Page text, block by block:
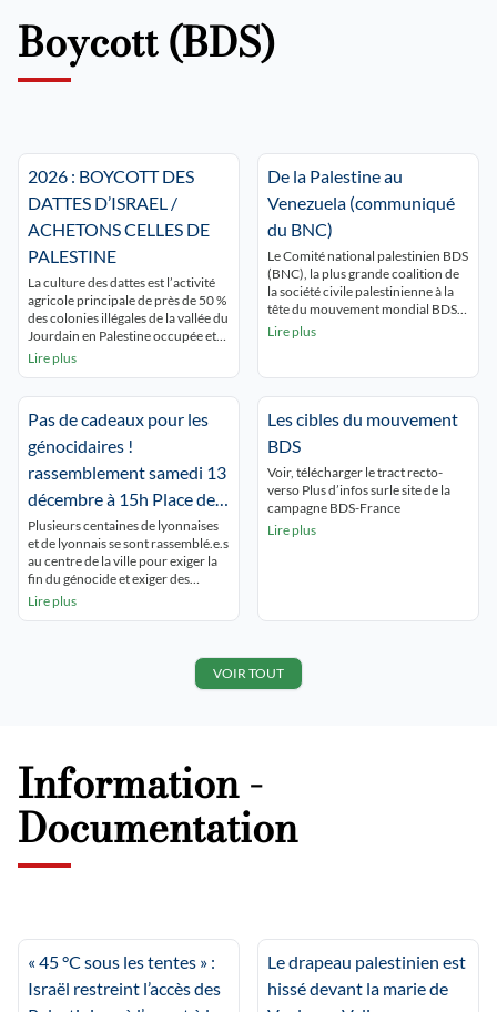
Boycott (BDS)
2026 : BOYCOTT DES
DATTES D’ISRAEL /
ACHETONS CELLES DE
PALESTINE
La culture des dattes est l’activité
agricole principale de près de 50 %
des colonies illégales de la vallée du
Jourdain en Palestine occupée et
contribue fortement à leur viabilité
seule 4% de la terre est cultivée par
des palestiniens […]
Lire plus
De la Palestine au
Venezuela (communiqué
du BNC)
Le Comité national palestinien BDS
(BNC), la plus grande coalition de
la société civile palestinienne à la
tête du mouvement mondial BDS,
condamne l’agression militaire
violation de sa souveraineté, le
droit à l’autodétermination du
peuple vénézuélien et le droit
solidaires des peuples
vénézuéliens […]
Lire plus
Pas de cadeaux pour les
génocidaires !
rassemblement samedi 13
décembre à 15h Place de
la République lyon 2
Plusieurs centaines de lyonnaises
et de lyonnais se sont rassemblé.e.s
au centre de la ville pour exiger la
fin du génocide et exiger des
sanctions ontre Israël, car Macron
prises de paroles ont eu lieu pour
dénoncer les marques complices
Lire plus
Les cibles du mouvement
BDS
Voir, télécharger le tract recto-
verso Plus d’infos surle site de la
campagne BDS-France
Lire plus
VOIR TOUT
Information -
Documentation
« 45 °C sous les tentes » :
Israël restreint l’accès des
Le drapeau palestinien est
hissé devant la marie de